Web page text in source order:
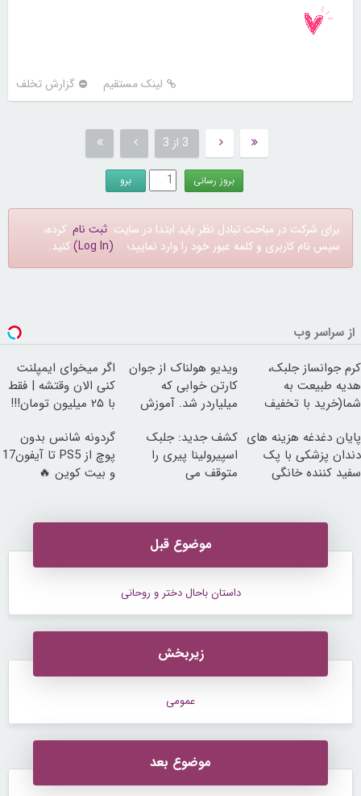
لینک مستقیم گزارش تخلف
3 از 3
برای شرکت در مباحث تبادل نظر باید ابتدا در سایت ثبت نام کرده،
سپس نام کاربری و کلمه عبور خود را وارد نمایید؛ (Log In) کنید.
از سراسر وب
کرم جوانساز جلبک،
هدیه طبیعت به
شما(خرید با تخفیف
ویدیو هولناک از جوان
کارتن خوابی که
میلیاردر شد. آموزش
اگر میخوای ایمپلنت
کنی الان وقتشه | فقط
با ۲۵ میلیون تومان!!!
پایان دغدغه هزینه های
دندان پزشکی با پک
سفید کننده خانگی
کشف جدید: جلبک
اسپیرولینا پیری را
متوقف می
گردونه شانس بدون
پوچ از PS5 تا آیفون17
و بیت کوین 🔥
موضوع قبل
داستان باحال دختر و روحانی
زیربخش
عمومی
موضوع بعد